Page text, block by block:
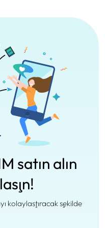
satın alın
kolaylaştıracak şekilde